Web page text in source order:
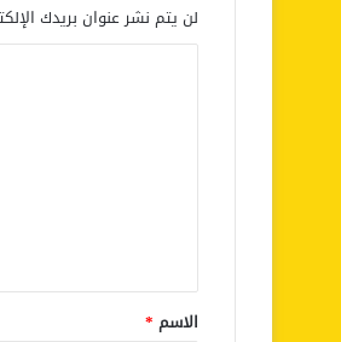
لن يتم نشر عنوان بريدك
*
الاسم *